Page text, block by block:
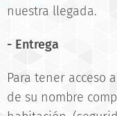
nuestra llegada.
- Entrega
Para tener acceso
de su nombre